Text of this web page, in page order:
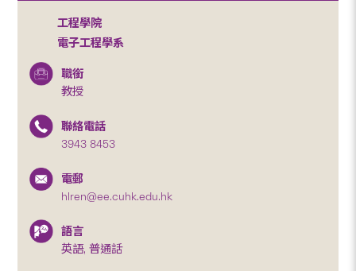
工程學院
電子工程學系
職銜
教授
聯絡電話
3943 8453
電郵
hlren@ee.cuhk.edu.hk
語言
英語, 普通話